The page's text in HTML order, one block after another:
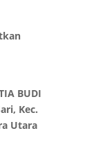
BUDI
Kec.
Utara